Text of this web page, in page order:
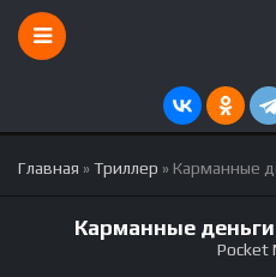
Главная »Триллер » Карманные
Карманные
Pocket